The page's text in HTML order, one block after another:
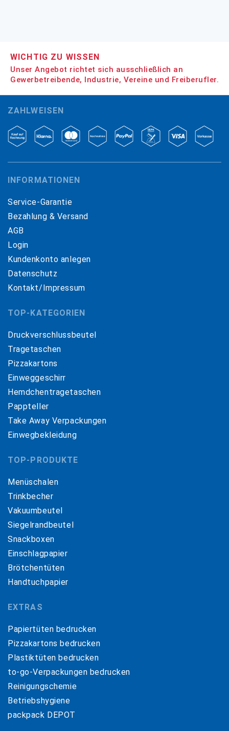
WICHTIG ZU WISSEN
Unser Angebot richtet sich ausschließlich an
Gewerbetreibende, Industrie, Vereine und Freiberufler.
ZAHLWEISEN
INFORMATIONEN
Service-Garantie
Bezahlung & Versand
AGB
Login
Kundenkonto anlegen
Datenschutz
Kontakt/Impressum
TOP-KATEGORIEN
Druckverschlussbeutel
Tragetaschen
Pizzakartons
Einweggeschirr
Hemdchentragetaschen
Pappteller
Take Away Verpackungen
Einwegbekleidung
TOP-PRODUKTE
Menüschalen
Trinkbecher
Vakuumbeutel
Siegelrandbeutel
Snackboxen
Einschlagpapier
Brötchentüten
Handtuchpapier
EXTRAS
Papiertüten bedrucken
Pizzakartons bedrucken
Plastiktüten bedrucken
to-go-Verpackungen bedrucken
Reinigungschemie
Betriebshygiene
packpack DEPOT